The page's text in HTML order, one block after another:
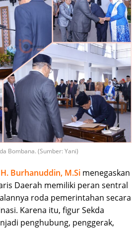
Bombana. (Sumber: Yani)
Burhanuddin, M.Si menegaskan
Daerah memiliki peran sentral
roda pemerintahan secara
Karena itu, figur Sekda
penghubung, penggerak,